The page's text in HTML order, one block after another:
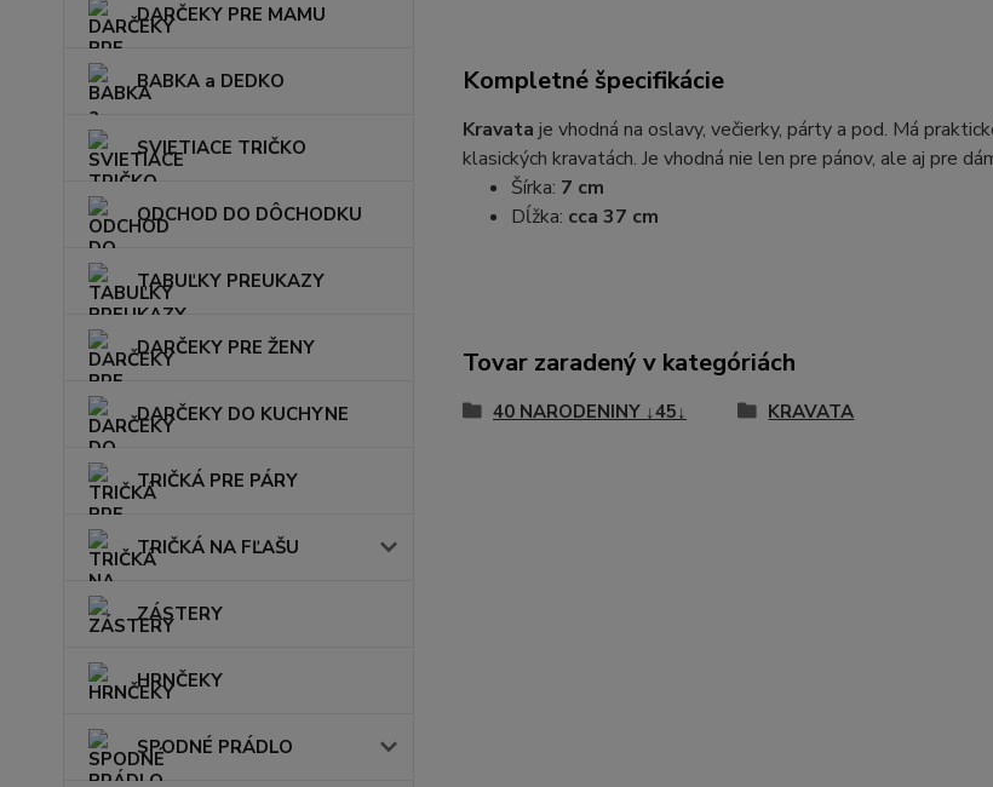
DARČEKY PRE MAMU
BABKA a DEDKO
SVIETIACE TRIČKO
ODCHOD DO DÔCHODKU
TABUĽKY PREUKAZY
DARČEKY PRE ŽENY
DARČEKY DO KUCHYNE
TRIČKÁ PRE PÁRY
TRIČKÁ NA FĽAŠU
ZÁSTERY
HRNČEKY
SPODNÉ PRÁDLO
Kompletné špecifikácie
Kravata je vhodná na oslavy, večierky, párty a pod. Má
klasických kravatách. Je vhodná nie len pre pánov, ale aj pre
Šírka: 7 cm
Dĺžka: cca 37 cm
Tovar zaradený v kategóriách
40 NARODENINY ↓45↓ KRAVATA